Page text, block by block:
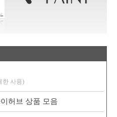
한 사용)
허브 상품 모음